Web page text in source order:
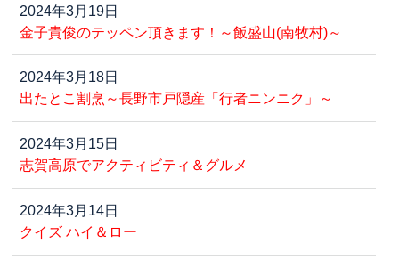
2024年3月19日
金子貴俊のテッペン頂きます！～飯盛山(南牧村)～
2024年3月18日
出たとこ割烹～長野市戸隠産「行者ニンニク」～
2024年3月15日
志賀高原でアクティビティ＆グルメ
2024年3月14日
クイズ ハイ＆ロー